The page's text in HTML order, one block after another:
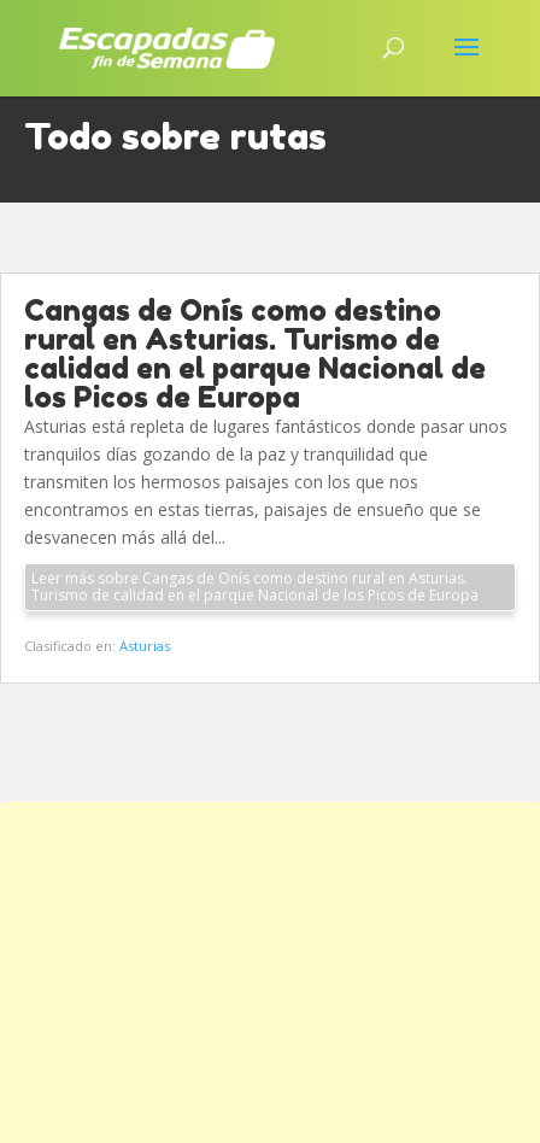
Todo sobre rutas
Cangas de Onís como destino
rural en Asturias. Turismo de
calidad en el parque Nacional de
los Picos de Europa
Asturias está repleta de lugares fantásticos donde pasar unos
tranquilos días gozando de la paz y tranquilidad que
transmiten los hermosos paisajes con los que nos
encontramos en estas tierras, paisajes de ensueño que se
desvanecen más allá del...
Leer más sobre Cangas de Onís como destino rural en Asturias.
Turismo de calidad en el parque Nacional de los Picos de Europa
Clasificado en: Asturias